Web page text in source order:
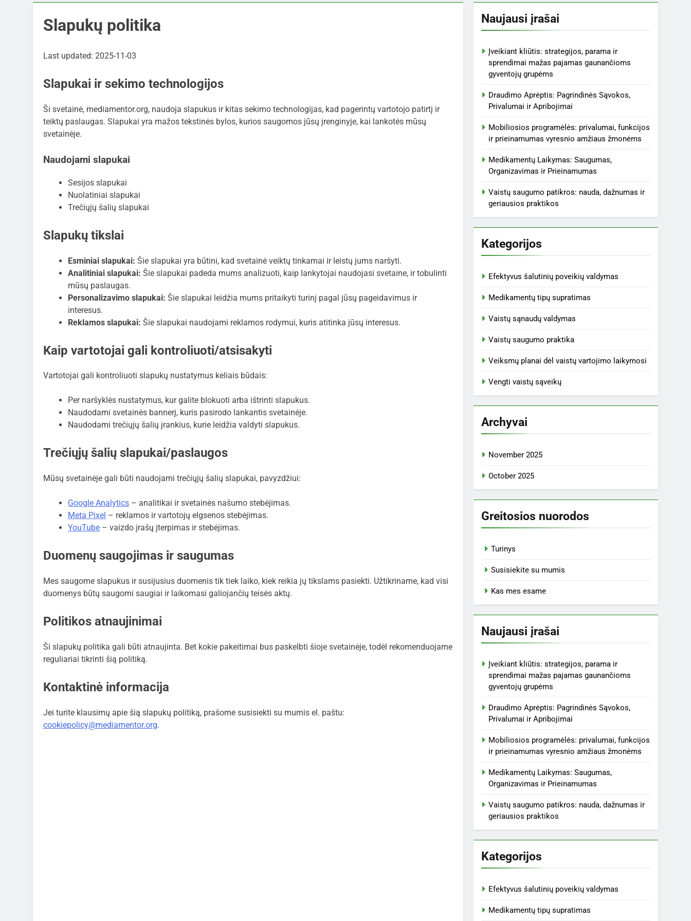
Slapukų politika
Last updated: 2025-11-03
Slapukai ir sekimo technologijos
Ši svetainė, mediamentor.org, naudoja slapukus ir kitas sekimo technologijas, kad pagerintų vartotojo patirtį ir
teiktų paslaugas. Slapukai yra mažos tekstinės bylos, kurios saugomos jūsų įrenginyje, kai lankotės mūsų
svetainėje.
Naudojami slapukai
Sesijos slapukai
Nuolatiniai slapukai
Trečiųjų šalių slapukai
Slapukų tikslai
Esminiai slapukai: Šie slapukai yra būtini, kad svetainė veiktų tinkamai ir leistų jums naršyti.
Analitiniai slapukai: Šie slapukai padeda mums analizuoti, kaip lankytojai naudojasi svetaine, ir tobulinti
mūsų paslaugas.
Personalizavimo slapukai: Šie slapukai leidžia mums pritaikyti turinį pagal jūsų pageidavimus ir
interesus.
Reklamos slapukai: Šie slapukai naudojami reklamos rodymui, kuris atitinka jūsų interesus.
Kaip vartotojai gali kontroliuoti/atsisakyti
Vartotojai gali kontroliuoti slapukų nustatymus keliais būdais:
Per naršyklės nustatymus, kur galite blokuoti arba ištrinti slapukus.
Naudodami svetainės bannerį, kuris pasirodo lankantis svetainėje.
Naudodami trečiųjų šalių įrankius, kurie leidžia valdyti slapukus.
Trečiųjų šalių slapukai/paslaugos
Mūsų svetainėje gali būti naudojami trečiųjų šalių slapukai, pavyzdžiui:
Google Analytics – analitikai ir svetainės našumo stebėjimas.
Meta Pixel – reklamos ir vartotojų elgsenos stebėjimas.
YouTube – vaizdo įrašų įterpimas ir stebėjimas.
Duomenų saugojimas ir saugumas
Mes saugome slapukus ir susijusius duomenis tik tiek laiko, kiek reikia jų tikslams pasiekti. Užtikriname, kad visi
duomenys būtų saugomi saugiai ir laikomasi galiojančių teisės aktų.
Politikos atnaujinimai
Ši slapukų politika gali būti atnaujinta. Bet kokie pakeitimai bus paskelbti šioje svetainėje, todėl rekomenduojame
reguliariai tikrinti šią politiką.
Kontaktinė informacija
Jei turite klausimų apie šią slapukų politiką, prašome susisiekti su mumis el. paštu:
cookiepolicy@mediamentor.org.
Naujausi įrašai
Įveikiant kliūtis: strategijos, parama ir
sprendimai mažas pajamas gaunančioms
gyventojų grupėms
Draudimo Aprėptis: Pagrindinės Sąvokos,
Privalumai ir Apribojimai
Mobiliosios programėlės: privalumai, funkcijos
ir prieinamumas vyresnio amžiaus žmonėms
Medikamentų Laikymas: Saugumas,
Organizavimas ir Prieinamumas
Vaistų saugumo patikros: nauda, dažnumas ir
geriausios praktikos
Kategorijos
Efektyvus šalutinių poveikių valdymas
Medikamentų tipų supratimas
Vaistų sąnaudų valdymas
Vaistų saugumo praktika
Veiksmų planai dėl vaistų vartojimo laikymosi
Vengti vaistų sąveikų
Archyvai
November 2025
October 2025
Greitosios nuorodos
Turinys
Susisiekite su mumis
Kas mes esame
Naujausi įrašai
Įveikiant kliūtis: strategijos, parama ir
sprendimai mažas pajamas gaunančioms
gyventojų grupėms
Draudimo Aprėptis: Pagrindinės Sąvokos,
Privalumai ir Apribojimai
Mobiliosios programėlės: privalumai, funkcijos
ir prieinamumas vyresnio amžiaus žmonėms
Medikamentų Laikymas: Saugumas,
Organizavimas ir Prieinamumas
Vaistų saugumo patikros: nauda, dažnumas ir
geriausios praktikos
Kategorijos
Efektyvus šalutinių poveikių valdymas
Medikamentų tipų supratimas